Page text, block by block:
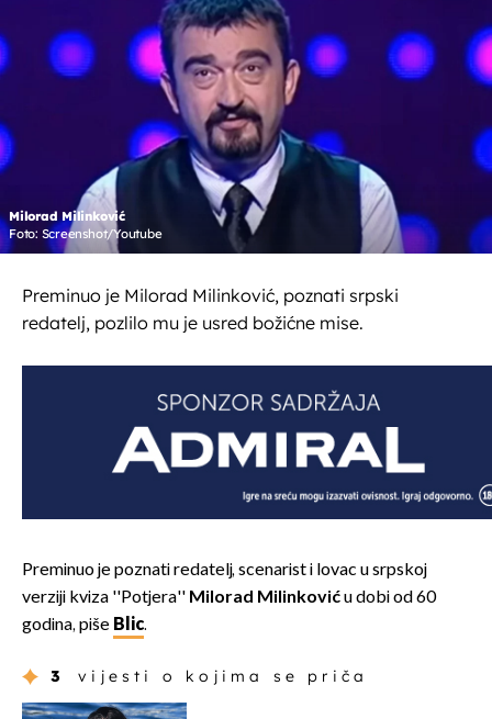
Milorad Milinković
Foto: Screenshot/Youtube
Preminuo je Milorad Milinković, poznati srpski
redatelj, pozlilo mu je usred božićne mise.
Preminuo je poznati redatelj, scenarist i lovac u srpskoj
verziji kviza ''Potjera'' Milorad Milinkoviću dobi od 60
godina, piše Blic.
3 vijesti o kojima se priča
OMOGUĆI OBAVIJESTI